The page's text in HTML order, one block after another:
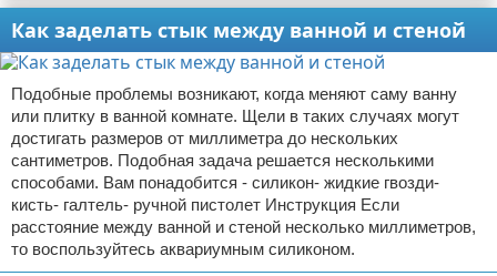
Как заделать стык между ванной и стеной
Подобные проблемы возникают, когда меняют саму ванну
или плитку в ванной комнате. Щели в таких случаях могут
достигать размеров от миллиметра до нескольких
сантиметров. Подобная задача решается несколькими
способами. Вам понадобится - силикон- жидкие гвозди-
кисть- галтель- ручной пистолет Инструкция Если
расстояние между ванной и стеной несколько миллиметров,
то воспользуйтесь аквариумным силиконом.